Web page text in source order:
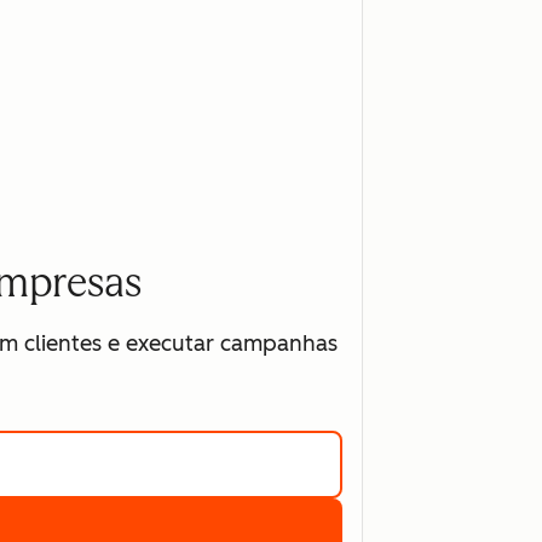
clientes e executar campanhas